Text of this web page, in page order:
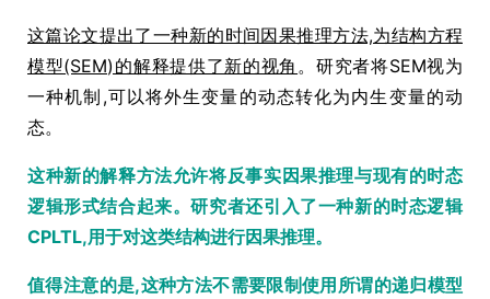
这篇论文提出了一种新的时间因果推理方法,为结构方程
模型(SEM)的解释提供了新的视角 。研究者将SEM视为
一种机制,可以将外生变量的动态转化为内生变量的动
态。
这种新的解释方法允许将反事实因果推理与现有的时态
逻辑形式结合起来。研究者还引入了一种新的时态逻辑
CPLTL,用于对这类结构进行因果推理。
值得注意的是,这种方法不需要限制使用所谓的递归模型